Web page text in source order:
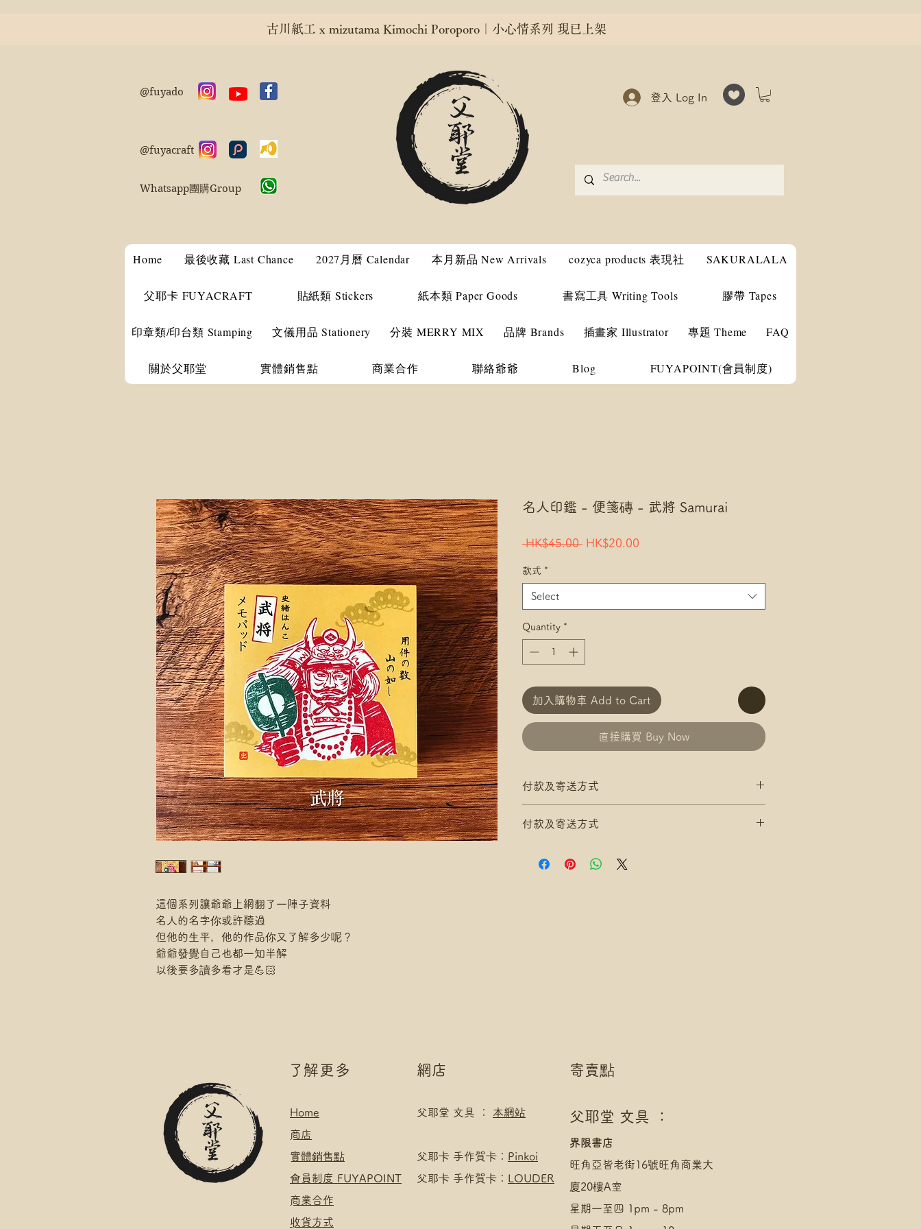
古川紙工 x mizutama Kimochi Poroporo｜小心情系列 現已上架
@fuyado
@fuyacraft
Whatsapp團購Group
登入 Log In
Home 最後收藏 Last Chance 2027月曆 Calendar 本月新品 New Arrivals cozyca products 表現社 SAKURALALA
父耶卡 FUYACRAFT 貼紙類 Stickers 紙本類 Paper Goods 書寫工具 Writing Tools 膠帶 Tapes
印章類/印台類 Stamping 文儀用品 Stationery 分裝 MERRY MIX 品牌 Brands 插畫家 Illustrator 專題 Theme FAQ
關於父耶堂 實體銷售點 商業合作 聯絡爺爺 Blog FUYAPOINT(會員制度)
這個系列讓爺爺上網翻了一陣子資料
名人的名字你或許聽過
但他的生平，他的作品你又了解多少呢？
爺爺發覺自己也都一知半解
以後要多讀多看才是💪🏻
名人印鑑 - 便箋磚 - 武將 Samurai
HK$45.00 Regular
HK$20.00
款式 *
Select
Quantity *
加入購物車 Add to Cart
直接購買 Buy Now
付款及寄送方式
滿$300 免 香港郵政 易寄取 運費
/ 尚德郵政局)
付款及寄送方式
滿$300 免 香港郵政 易寄取 運費
​了解更多 網店 寄賣點
Home
​商店
​實體銷售點
​會員制度 FUYAPOINT
​商業合作
​收貨方式
父耶堂 文具 ： 本網站
​父耶卡 手作賀卡： Pinkoi
父耶卡 手作賀卡： LOUDER
父耶堂 文具 ：
界限書店
旺角亞皆老街16號旺角商業大
廈20樓A室
星期一至四 1pm - 8pm